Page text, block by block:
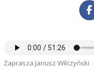
Zaprasza Janusz Wilczyński